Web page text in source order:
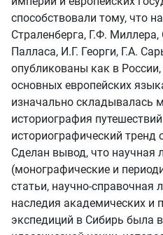
способствовали тому, что
Страленберга, Г.Ф.
Палласа, И.Г. Георги, Г.А.
опубликованы как в
основных европейских
изначально складывалась
историография
историографический тренд
Сделан вывод, что научная
(монографические и
статьи, научно-справочная
наследия академических и
экспедиций в Сибирь была